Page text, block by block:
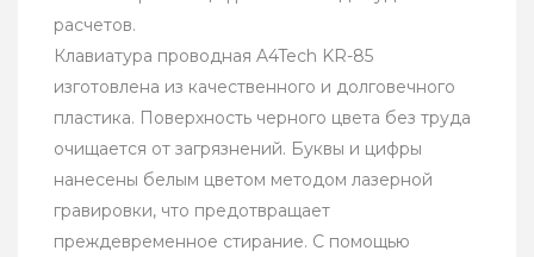
расчетов.
Клавиатура проводная A4Tech KR-85
изготовлена из качественного и долговечного
пластика. Поверхность черного цвета без труда
очищается от загрязнений. Буквы и цифры
нанесены белым цветом методом лазерной
гравировки, что предотвращает
преждевременное стирание. С помощью